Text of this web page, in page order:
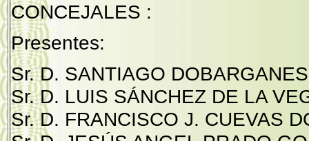
CONCEJALES :
Presentes:
Sr. D. SANTIAGO
Sr. D. LUIS SÁNCHEZ DE LA
Sr. D. FRANCISCO J. CUEVAS